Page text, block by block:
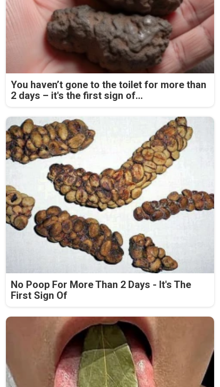
You haven’t gone to the toilet for more than
2 days – it's the first sign of...
No Poop For More Than 2 Days - It's The
First Sign Of